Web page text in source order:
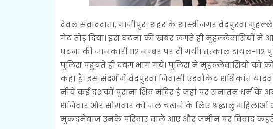
देवल संवाददाता, गाजीपुर। शहर के शास्‍त्रीनगर वेदपुरवा
गेट तोड़ दिया। इस घटना की खबर लगते ही मुहल्‍लेवासियों में
घटना की जानकारी 112 नम्‍बर पर दी गयी। तत्‍काल डायल-
पुलिस पहुंचते ही दबंग भाग गये। पुलिस ने मुहल्‍लेवासियों को
कहा है। इस संदर्भ में वेदपुरवा निवासी एडवोकेट शशिकांत
नीचे कई दशकों पुराना शिव मंदिर है जहां पर सनातन धर्म के
शनिवार और सोमवार को जल चढ़ाने के लिए श्रद्धालु
मुकदमेबाज उनके परिवार वाले आए और जमीन पर विवाद कहते